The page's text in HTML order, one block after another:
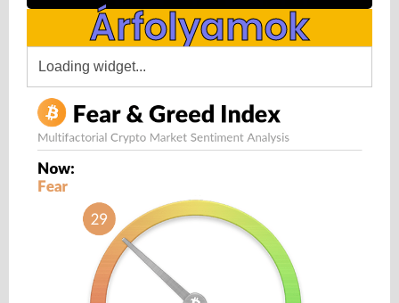
Árfolyamok